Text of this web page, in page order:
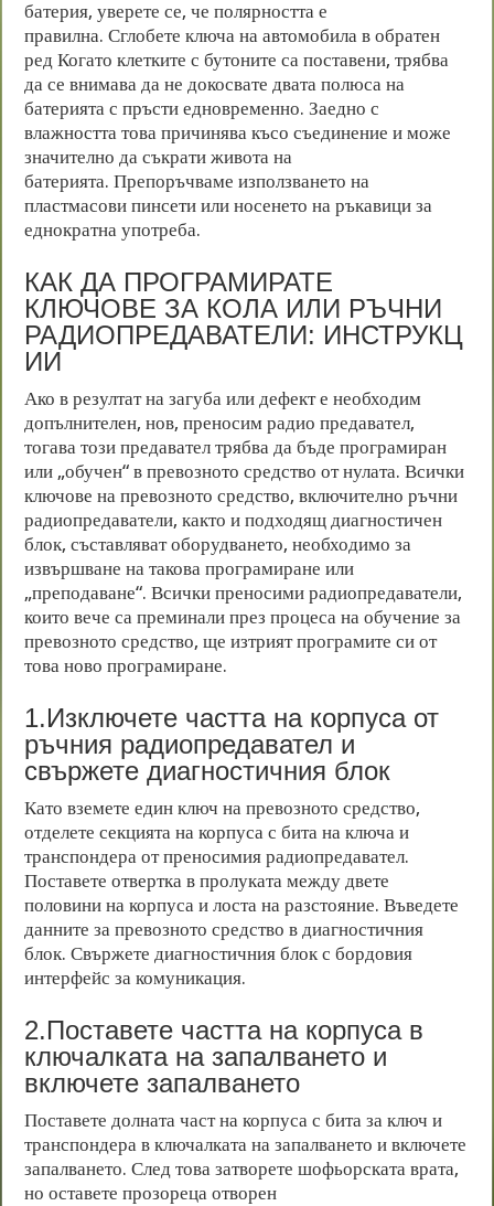
батерия, уверете се, че полярността е
правилна. Сглобете ключа на автомобила в обратен
ред Когато клетките с бутоните са поставени, трябва
да се внимава да не докосвате двата полюса на
батерията с пръсти едновременно. Заедно с
влажността това причинява късо съединение и може
значително да съкрати живота на
батерията. Препоръчваме използването на
пластмасови пинсети или носенето на ръкавици за
еднократна употреба.
КАК ДА ПРОГРАМИРАТЕ
КЛЮЧОВЕ ЗА КОЛА ИЛИ РЪЧНИ
РАДИОПРЕДАВАТЕЛИ: ИНСТРУКЦ
ИИ
Ако в резултат на загуба или дефект е необходим
допълнителен, нов, преносим радио предавател,
тогава този предавател трябва да бъде програмиран
или „обучен“ в превозното средство от нулата. Всички
ключове на превозното средство, включително ръчни
радиопредаватели, както и подходящ диагностичен
блок, съставляват оборудването, необходимо за
извършване на такова програмиране или
„преподаване“. Всички преносими радиопредаватели,
които вече са преминали през процеса на обучение за
превозното средство, ще изтрият програмите си от
това ново програмиране.
1.Изключете частта на корпуса от
ръчния радиопредавател и
свържете диагностичния блок
Като вземете един ключ на превозното средство,
отделете секцията на корпуса с бита на ключа и
транспондера от преносимия радиопредавател.
Поставете отвертка в пролуката между двете
половини на корпуса и лоста на разстояние. Въведете
данните за превозното средство в диагностичния
блок. Свържете диагностичния блок с бордовия
интерфейс за комуникация.
2.Поставете частта на корпуса в
ключалката на запалването и
включете запалването
Поставете долната част на корпуса с бита за ключ и
транспондера в ключалката на запалването и включете
запалването. След това затворете шофьорската врата,
но оставете прозореца отворен